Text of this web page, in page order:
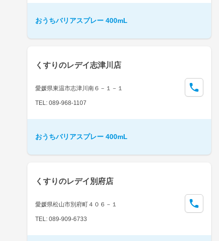
おうちバリアスプレー 400mL
くすりのレデイ志津川店
愛媛県東温市志津川南６－１－１
TEL: 089-968-1107
おうちバリアスプレー 400mL
くすりのレデイ別府店
愛媛県松山市別府町４０６－１
TEL: 089-909-6733